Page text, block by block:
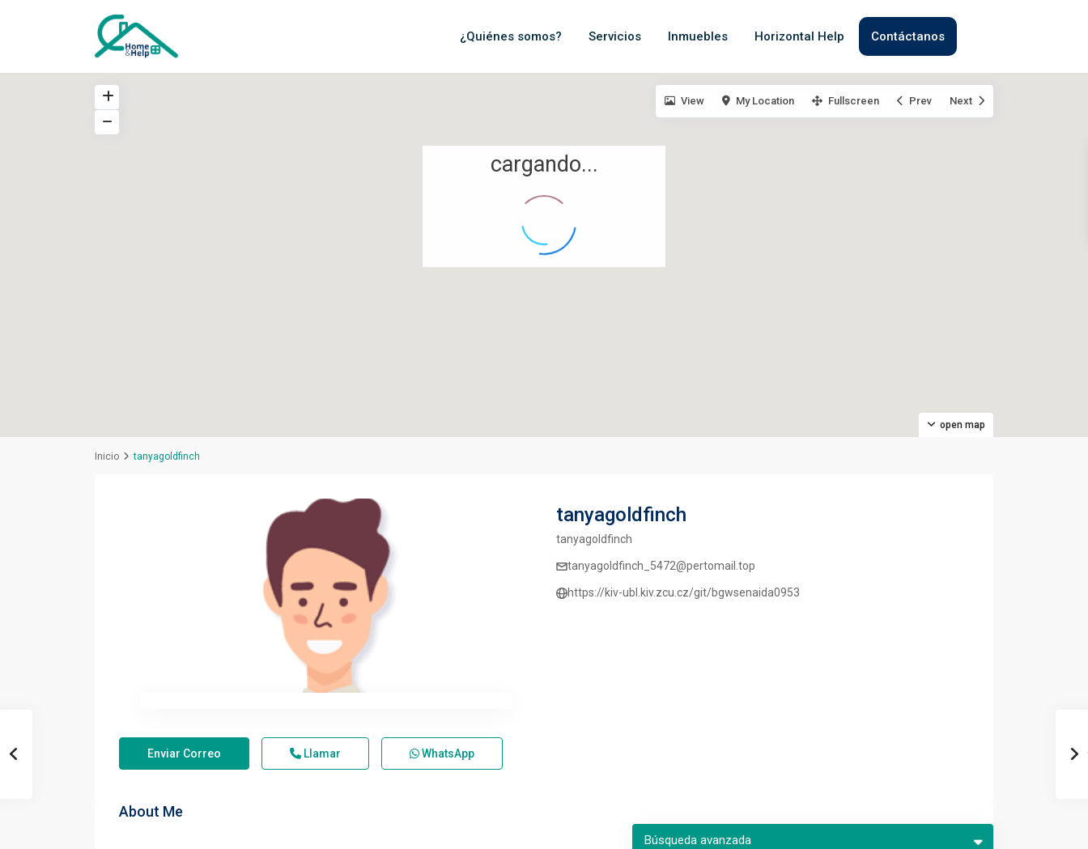
¿Quiénes somos? Servicios Inmuebles Horizontal Help Contáctanos
cargando...
open map
View My Location Fullscreen Prev Next
Búsqueda avanzada
Inicio tanyagoldfinch
tanyagoldfinch
tanyagoldfinch
tanyagoldfinch_5472@pertomail.top
https://kiv-ubl.kiv.zcu.cz/git/bgwsenaida0953
Enviar Correo Llamar WhatsApp
About Me